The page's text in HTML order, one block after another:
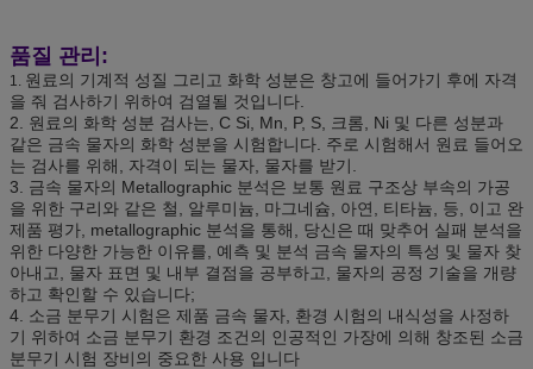
품질 관리:
1. 원료의 기계적 성질 그리고 화학 성분은 창고에 들어가기 후에 자격
을 줘 검사하기 위하여 검열될 것입니다.
2. 원료의 화학 성분 검사는, C Si, Mn, P, S, 크롬, Ni 및 다른 성분과
같은 금속 물자의 화학 성분을 시험합니다. 주로 시험해서 원료 들어오
는 검사를 위해, 자격이 되는 물자, 물자를 받기.
3. 금속 물자의 Metallographic 분석은 보통 원료 구조상 부속의 가공
을 위한 구리와 같은 철, 알루미늄, 마그네슘, 아연, 티타늄, 등, 이고 완
제품 평가, metallographic 분석을 통해, 당신은 때 맞추어 실패 분석을
위한 다양한 가능한 이유를, 예측 및 분석 금속 물자의 특성 및 물자 찾
아내고, 물자 표면 및 내부 결점을 공부하고, 물자의 공정 기술을 개량
하고 확인할 수 있습니다;
4. 소금 분무기 시험은 제품 금속 물자, 환경 시험의 내식성을 사정하
기 위하여 소금 분무기 환경 조건의 인공적인 가장에 의해 창조된 소금
분무기 시험 장비의 중요한 사용 입니다